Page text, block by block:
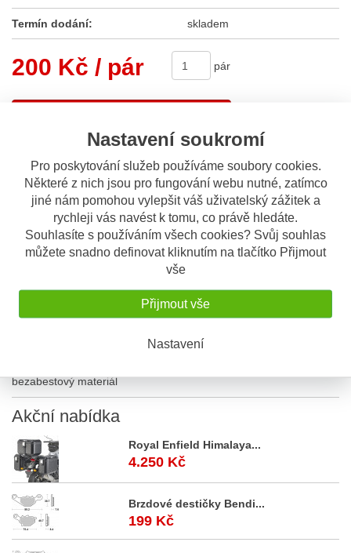
Nastavení soukromí
Pro poskytování služeb používáme soubory cookies.
Některé z nich jsou pro fungování webu nutné, zatímco
jiné nám pomohou vylepšit váš uživatelský zážitek a
rychleji vás navést k tomu, co právě hledáte.
Souhlasíte s používáním všech cookies? Svůj souhlas
můžete snadno definovat kliknutím na tlačítko Přijmout
vše
Přijmout vše
Nastavení
Termín dodání: skladem
200 Kč / pár pár
Sdílet
Odeslat dotaz
Popis výrobku
GOLDfren pro motocykly Honda
ovokeramický klasický železografitový třecí materiál,
bezabestový materiál
Akční nabídka
Royal Enfield Himalaya...
4.250 Kč
Brzdové destičky Bendi...
199 Kč